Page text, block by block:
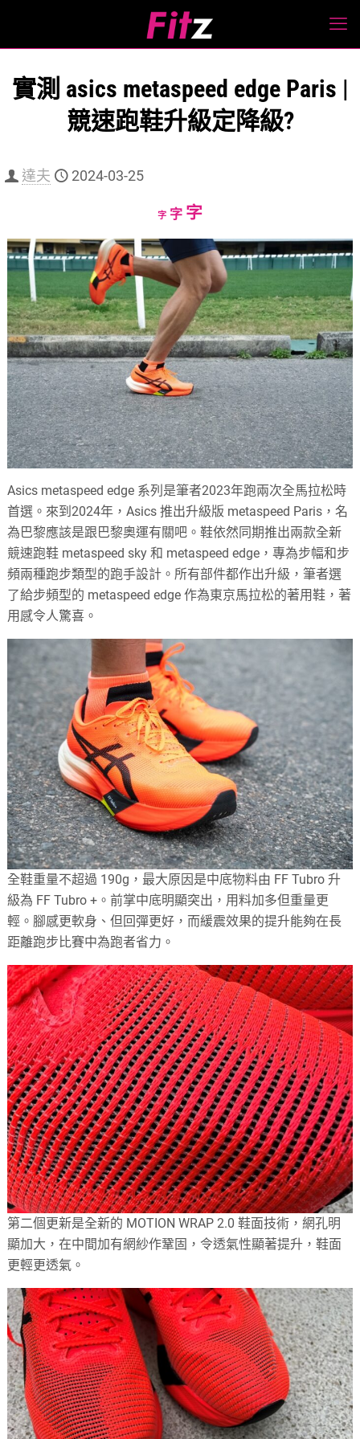
實測 asics metaspeed edge Paris |
競速跑鞋升級定降級?
達夫 2024-03-25
字Decrease
size.
字Reset
size.
字Increase
size.
Asics metaspeed edge 系列是筆者2023年跑兩次全馬拉松時
首選。來到2024年，Asics 推出升級版 metaspeed Paris，名
為巴黎應該是跟巴黎奧運有關吧。鞋依然同期推出兩款全新
競速跑鞋 metaspeed sky 和 metaspeed edge，專為步幅和步
頻兩種跑步類型的跑手設計。所有部件都作出升級，筆者選
了給步頻型的 metaspeed edge 作為東京馬拉松的著用鞋，著
用感令人驚喜。
全鞋重量不超過 190g，最大原因是中底物料由 FF Tubro 升
級為 FF Tubro +。前掌中底明顯突出，用料加多但重量更
輕。腳感更軟身、但回彈更好，而緩震效果的提升能夠在長
距離跑步比賽中為跑者省力。
第二個更新是全新的 MOTION WRAP 2.0 鞋面技術，網孔明
顯加大，在中間加有網紗作鞏固，令透氣性顯著提升，鞋面
更輕更透氣。